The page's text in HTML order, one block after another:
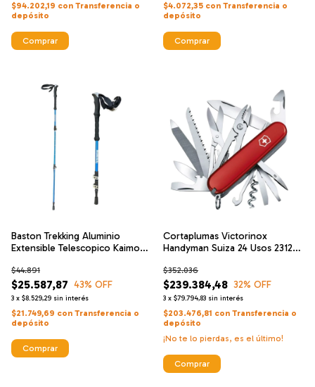
$94.202,19 con Transferencia o
depósito
Comprar
$4.072,35 con Transferencia o
depósito
Baston Trekking Aluminio
Extensible Telescopico Kaimon
$25.587,87
$44.891
43% OFF
3 x $8.529,29 sin interés
$21.749,69 con Transferencia o
depósito
Cortaplumas Victorinox
Handyman Suiza 24 Usos 23126
$239.384,48
$352.036
32% OFF
3 x $79.794,83 sin interés
$203.476,81 con Transferencia o
depósito
¡No te lo pierdas, es el último!
Comprar